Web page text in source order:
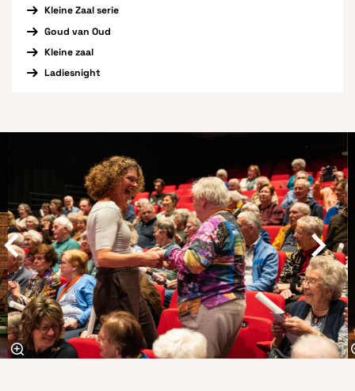
Kleine Zaal serie
Goud van Oud
Kleine zaal
Ladiesnight